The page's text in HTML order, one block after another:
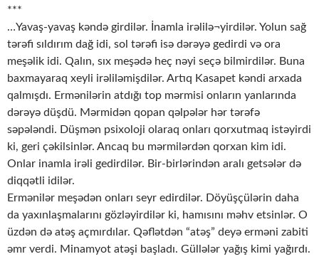
***
…Yavaş-yavaş kəndə girdilər. İnamla irəlilə¬yirdilər. Yolun sağ
tərəfi sıldırım dağ idi, sol tərəfi isə dərəyə gedirdi və ora
meşəlik idi. Qalın, sıx meşədə heç nəyi seçə bilmirdilər. Buna
baxmayaraq xeyli irəliləmişdilər. Artıq Kasapet kəndi arxada
qalmışdı. Ermənilərin atdığı top mərmisi onların yanlarında
dərəyə düşdü. Mərmidən qopan qəlpələr hər tərəfə
səpələndi. Düşmən psixoloji olaraq onları qorxutmaq istəyirdi
ki, geri çəkilsinlər. Ancaq bu mərmilərdən qorxan kim idi.
Onlar inamla irəli gedirdilər. Bir-birlərindən aralı getsələr də
diqqətli idilər.
Ermənilər meşədən onları seyr edirdilər. Döyüşçülərin daha
da yaxınlaşmalarını gözləyirdilər ki, hamısını məhv etsinlər. O
üzdən də atəş açmırdılar. Qəflətdən “atəş” deyə erməni zabiti
əmr verdi. Minamyot atəşi başladı. Güllələr yağış kimi yağırdı.